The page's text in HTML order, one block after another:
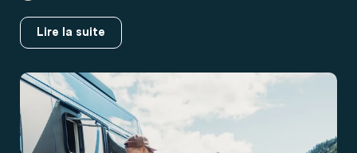
Lire la suite